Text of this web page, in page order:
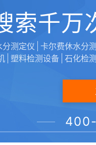
6、国内首款采用7
7、流线形外观设
8、可存储多达
关键词：水分测定仪,卤
采购：介电强度测定仪
索千万
分测定仪 卡尔费休水分
塑料检测设备 石化检